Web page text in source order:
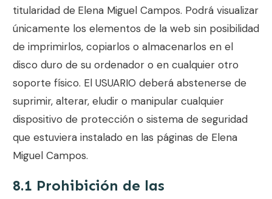
titularidad de Elena Miguel Campos. Podrá visualizar
únicamente los elementos de la web sin posibilidad
de imprimirlos, copiarlos o almacenarlos en el
disco duro de su ordenador o en cualquier otro
soporte físico. El USUARIO deberá abstenerse de
suprimir, alterar, eludir o manipular cualquier
dispositivo de protección o sistema de seguridad
que estuviera instalado en las páginas de Elena
Miguel Campos.
8.1 Prohibición de las